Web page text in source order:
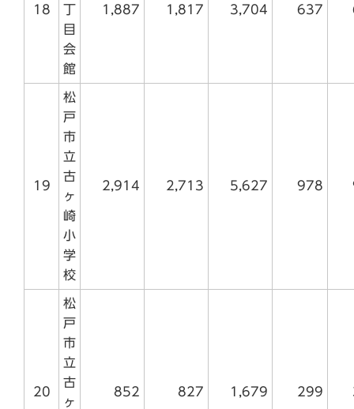
18
丁
目
会
館
1,887 1,817 3,704 637
19
松
戸
市
立
古
ヶ
崎
小
学
校
2,914 2,713 5,627 978
20
松
戸
市
立
古
ヶ
852 827 1,679 299